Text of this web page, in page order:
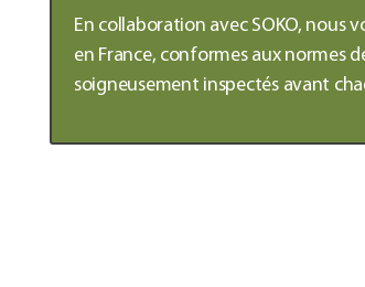
En collaboration avec SOKO, nous
en France, conformes aux normes
soigneusement inspectés avant